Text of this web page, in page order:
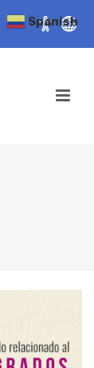
Spanish